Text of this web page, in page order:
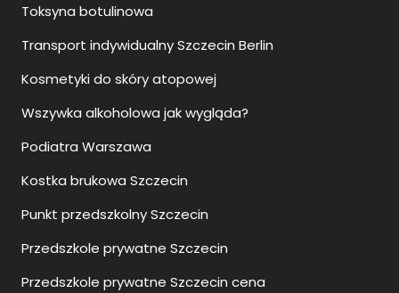
Toksyna botulinowa
Transport indywidualny Szczecin Berlin
Kosmetyki do skóry atopowej
Wszywka alkoholowa jak wygląda?
Podiatra Warszawa
Kostka brukowa Szczecin
Punkt przedszkolny Szczecin
Przedszkole prywatne Szczecin
Przedszkole prywatne Szczecin cena